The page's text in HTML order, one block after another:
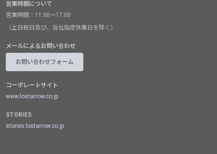
営業時間について
営業時間：11:00～17:00
（土日祝日及び、当社指定休業日を除く）
メールによるお問い合わせ
お問い合わせフォーム
コーポレートサイト
www.lostarrow.co.jp
STORIES
stories.lostarrow.co.jp